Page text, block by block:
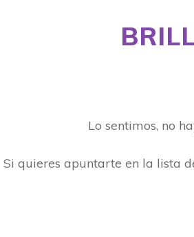
Lo sentimos, no
Si quieres apuntarte en la lista